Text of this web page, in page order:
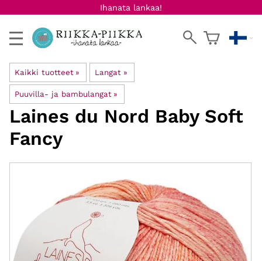
Ihanata lankaa!
Kaikki tuotteet ‪» Langat ‪»
Puuvilla- ja bambulangat ‪»
Laines du Nord Baby Soft
Fancy